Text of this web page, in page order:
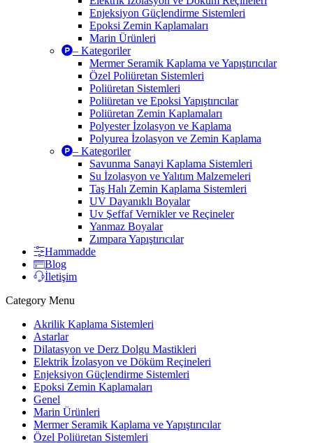
Enjeksiyon Güçlendirme Sistemleri
Epoksi Zemin Kaplamaları
Marin Ürünleri
– Kategoriler
Mermer Seramik Kaplama ve Yapıştırıcılar
Özel Poliüretan Sistemleri
Poliüretan Sistemleri
Poliüretan ve Epoksi Yapıştırıcılar
Poliüretan Zemin Kaplamaları
Polyester İzolasyon ve Kaplama
Polyurea İzolasyon ve Zemin Kaplama
– Kategoriler
Savunma Sanayi Kaplama Sistemleri
Su İzolasyon ve Yalıtım Malzemeleri
Taş Halı Zemin Kaplama Sistemleri
UV Dayanıklı Boyalar
Uv Şeffaf Vernikler ve Reçineler
Yanmaz Boyalar
Zımpara Yapıştırıcılar
Hammadde
Blog
İletişim
Category Menu
Akrilik Kaplama Sistemleri
Astarlar
Dilatasyon ve Derz Dolgu Mastikleri
Elektrik İzolasyon ve Döküm Reçineleri
Enjeksiyon Güçlendirme Sistemleri
Epoksi Zemin Kaplamaları
Genel
Marin Ürünleri
Mermer Seramik Kaplama ve Yapıştırıcılar
Özel Poliüretan Sistemleri